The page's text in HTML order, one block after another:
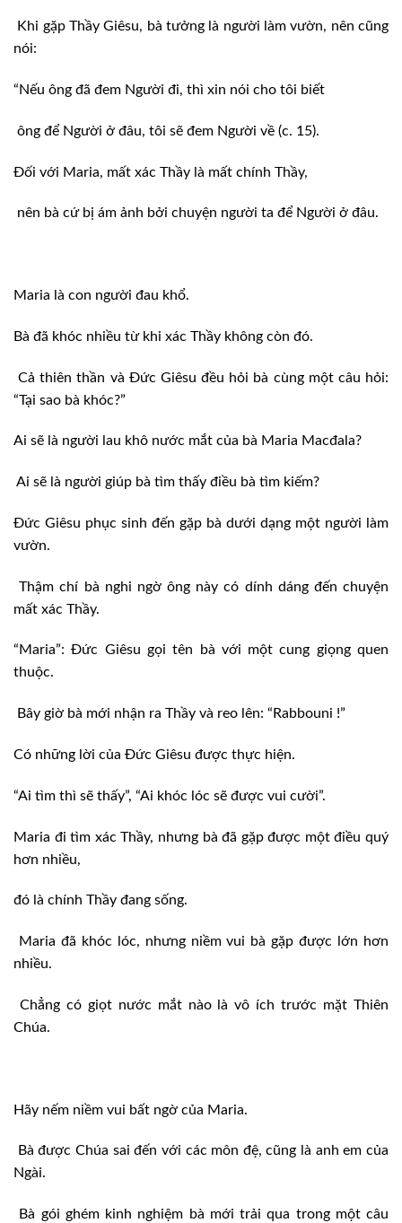
Khi gặp Thầy Giêsu, bà tưởng là người làm vườn, nên cũng
nói:
“Nếu ông đã đem Người đi, thì xin nói cho tôi biết
ông để Người ở đâu, tôi sẽ đem Người về (c. 15).
Đối với Maria, mất xác Thầy là mất chính Thầy,
nên bà cứ bị ám ảnh bởi chuyện người ta để Người ở đâu.
Maria là con người đau khổ.
Bà đã khóc nhiều từ khi xác Thầy không còn đó.
Cả thiên thần và Đức Giêsu đều hỏi bà cùng một câu hỏi:
“Tại sao bà khóc?”
Ai sẽ là người lau khô nước mắt của bà Maria Macđala?
Ai sẽ là người giúp bà tìm thấy điều bà tìm kiếm?
Đức Giêsu phục sinh đến gặp bà dưới dạng một người làm
vườn.
Thậm chí bà nghi ngờ ông này có dính dáng đến chuyện
mất xác Thầy.
“Maria”: Đức Giêsu gọi tên bà với một cung giọng quen
thuộc.
Bây giờ bà mới nhận ra Thầy và reo lên: “Rabbouni !”
Có những lời của Đức Giêsu được thực hiện.
“Ai tìm thì sẽ thấy”, “Ai khóc lóc sẽ được vui cười”.
Maria đi tìm xác Thầy, nhưng bà đã gặp được một điều quý
hơn nhiều,
đó là chính Thầy đang sống.
Maria đã khóc lóc, nhưng niềm vui bà gặp được lớn hơn
nhiều.
Chẳng có giọt nước mắt nào là vô ích trước mặt Thiên
Chúa.
Hãy nếm niềm vui bất ngờ của Maria.
Bà được Chúa sai đến với các môn đệ, cũng là anh em của
Ngài.
Bà gói ghém kinh nghiệm bà mới trải qua trong một câu